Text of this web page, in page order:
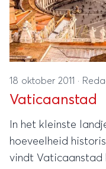
18 oktober 2011 ·
Vaticaanstad
In het kleinste
hoeveelheid
vindt Vaticaanstad